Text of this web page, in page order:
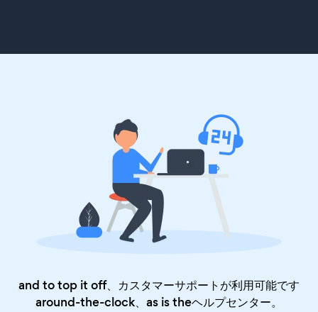
and to top it off、カスタマーサポートが利用可能です
around-the-clock、as is theヘルプセンター。